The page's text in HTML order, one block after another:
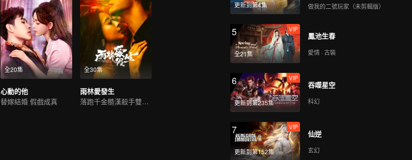
全20集
心動的他
替嫁結婚 假戲成真
全30集
雨林愛發生
落跑千金糙漢殺手雙向救贖
更新到第4集 做我的二號玩家（未剪輯版）
5
全21集
VIP
鳳池生春
愛情 · 古裝
6
更新到第235集
VIP
吞噬星空
科幻
7
更新到第152集
VIP
仙逆
玄幻